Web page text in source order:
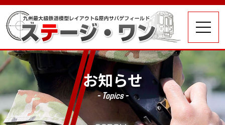
お知らせ
- Topics -